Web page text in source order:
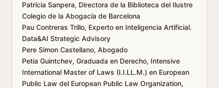
Patrícia Sanpera, Directora de la Biblioteca del Ilustre
Colegio de la Abogacía de Barcelona
Pau Contreras Trillo, Experto en Inteligencia Artificial.
Data&AI Strategic Advisory
Pere Simon Castellano, Abogado
Petia Guintchev, Graduada en Derecho, Intensive
International Master of Laws (I.I.LL.M.) en European
Public Law del European Public Law Organization,